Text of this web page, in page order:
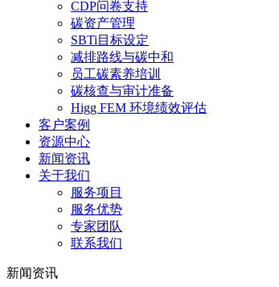
CDP问卷支持
碳资产管理
SBTi目标设定
减排路线与碳中和
员工碳素养培训
碳核查与审计准备
Higg FEM 环境绩效评估
客户案例
资源中心
新闻资讯
关于我们
服务项目
服务优势
专家团队
联系我们
新闻资讯